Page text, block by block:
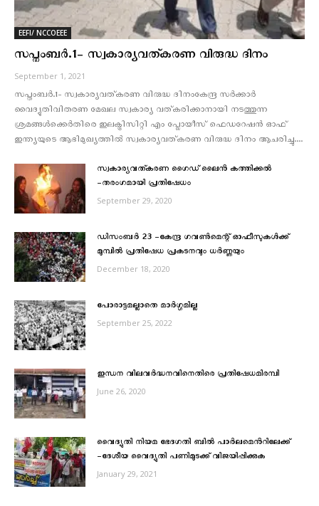
EEFI/ NCCOEEE
സപ്തംബര്‍.1- സ്വകാര്യവത്കരണ വിരുദ്ധ ദിനം
September 1, 2021
സപ്തംബര്‍.1- സ്വകാര്യവത്കരണ വിരുദ്ധ ദിനംകേന്ദ്ര സര്‍ക്കാര്‍
വൈദ്യുതിവിതരണ മേഖല സ്വകാര്യ വത്കരിക്കാനായി നടത്തുന്ന
ശ്രമങ്ങള്‍ക്കെര്‍തിരെ ഇലക്ട്രിസിറ്റി എം പ്ലോയീസ് ഫെഡറേഷന്‍ ഓഫ്
ഇന്ത്യയുടെ ആഭിമുഖ്യത്തില്‍ സ്വകാര്യവത്കരണ വിരുദ്ധ ദിനം ആചരിച്ചു....
സ്വകാര്യവത്കരണ ഗൈഡ് ലൈൻ കത്തിക്കൽ
-തരംഗമായി പ്രതിഷേധം
September 29, 2020
ഡിസംബർ 23 -കേന്ദ്ര ഗവൺമെന്റ് ഓഫീസുകൾക്ക്
മുമ്പിൽ പ്രതിഷേധ പ്രകടനവും ധർണ്ണയും
December 18, 2020
പോരാട്ടമല്ലാതെ മാര്‍ഗ്ഗമില്ല
September 25, 2022
ഇന്ധന വിലവര്‍ദ്ധനവിനെതിരെ പ്രതിഷേധമിരമ്പി
June 26, 2020
വൈദ്യുതി നിയമ ഭേദഗതി ബിൽ പാർലമെൻറിലേക്ക്
-ദേശീയ വൈദ്യുതി പണിമുടക്ക് വിജയിപ്പിക്കുക
January 29, 2021